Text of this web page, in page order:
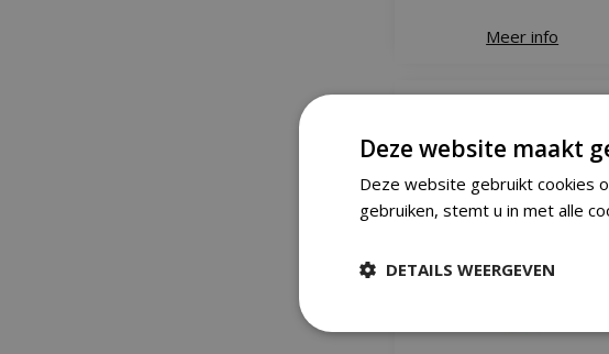
Meer info
Deze website maakt
Deze website gebruikt cookies
gebruiken, stemt u in met alle
DETAILS WEERGEVEN